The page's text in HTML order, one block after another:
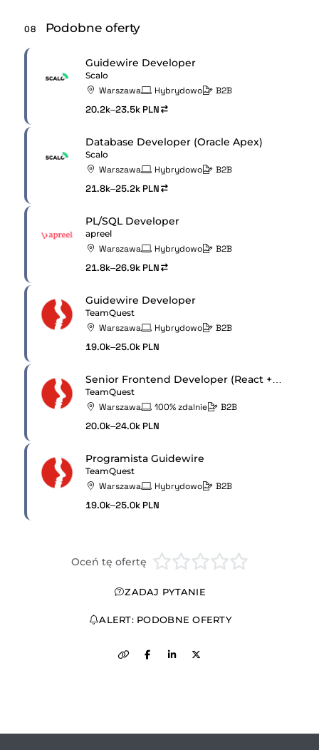
08 Podobne oferty
Guidewire Developer
Scalo
Warszawa Hybrydowo B2B
20.2k–23.5k PLN
Database Developer (Oracle Apex)
Scalo
Warszawa Hybrydowo B2B
21.8k–25.2k PLN
PL/SQL Developer
apreel
Warszawa Hybrydowo B2B
21.8k–26.9k PLN
Guidewire Developer
TeamQuest
Warszawa Hybrydowo B2B
19.0k–25.0k PLN
Senior Frontend Developer (React + React Native)
TeamQuest
Warszawa 100% zdalnie B2B
20.0k–24.0k PLN
Programista Guidewire
TeamQuest
Warszawa Hybrydowo B2B
19.0k–25.0k PLN
Oceń tę ofertę
ZADAJ PYTANIE
ALERT: PODOBNE OFERTY